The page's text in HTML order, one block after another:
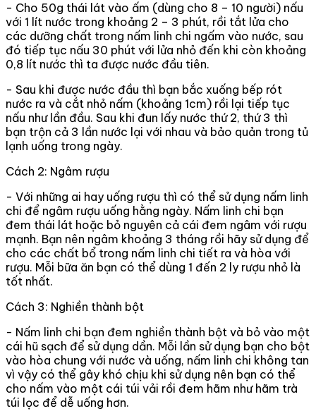
- Cho 50g thái lát vào ấm (dùng cho 8 – 10 người) nấu
với 1 lít nước trong khoảng 2 – 3 phút, rồi tắt lửa cho
các dưỡng chất trong nấm linh chi ngấm vào nước, sau
đó tiếp tục nấu 30 phút với lửa nhỏ đến khi còn khoảng
0,8 lít nước thì ta được nước đầu tiên.
- Sau khi được nước đầu thì bạn bắc xuống bếp rót
nước ra và cắt nhỏ nấm (khoảng 1cm) rồi lại tiếp tục
nấu như lần đầu. Sau khi đun lấy nước thứ 2, thứ 3 thì
bạn trộn cả 3 lần nước lại với nhau và bảo quản trong tủ
lạnh uống trong ngày.
Cách 2: Ngâm rượu
- Với những ai hay uống rượu thì có thể sử dụng nấm linh
chi để ngâm rượu uống hằng ngày. Nấm linh chi bạn
đem thái lát hoặc bỏ nguyên cả cái đem ngâm với rượu
mạnh. Bạn nên ngâm khoảng 3 tháng rồi hãy sử dụng để
cho các chất bổ trong nấm linh chi tiết ra và hòa với
rượu. Mỗi bữa ăn bạn có thể dùng 1 đến 2 ly rượu nhỏ là
tốt nhất.
Cách 3: Nghiền thành bột
- Nấm linh chi bạn đem nghiền thành bột và bỏ vào một
cái hũ sạch để sử dụng dần. Mỗi lần sử dụng bạn cho bột
vào hòa chung với nước và uống, nấm linh chi không tan
vì vậy có thể gây khó chịu khi sử dụng nên bạn có thể
cho nấm vào một cái túi vải rồi đem hãm như hãm trà
túi lọc để dễ uống hơn.